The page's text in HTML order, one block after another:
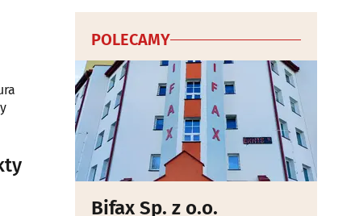
POLECAMY
Bifax Sp. z o.o.